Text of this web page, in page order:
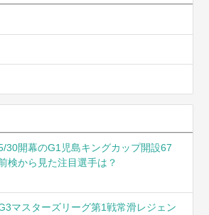
30開幕のG1児島キングカップ開設67
検から見た注目選手は？
マスターズリーグ第1戦常滑レジェン